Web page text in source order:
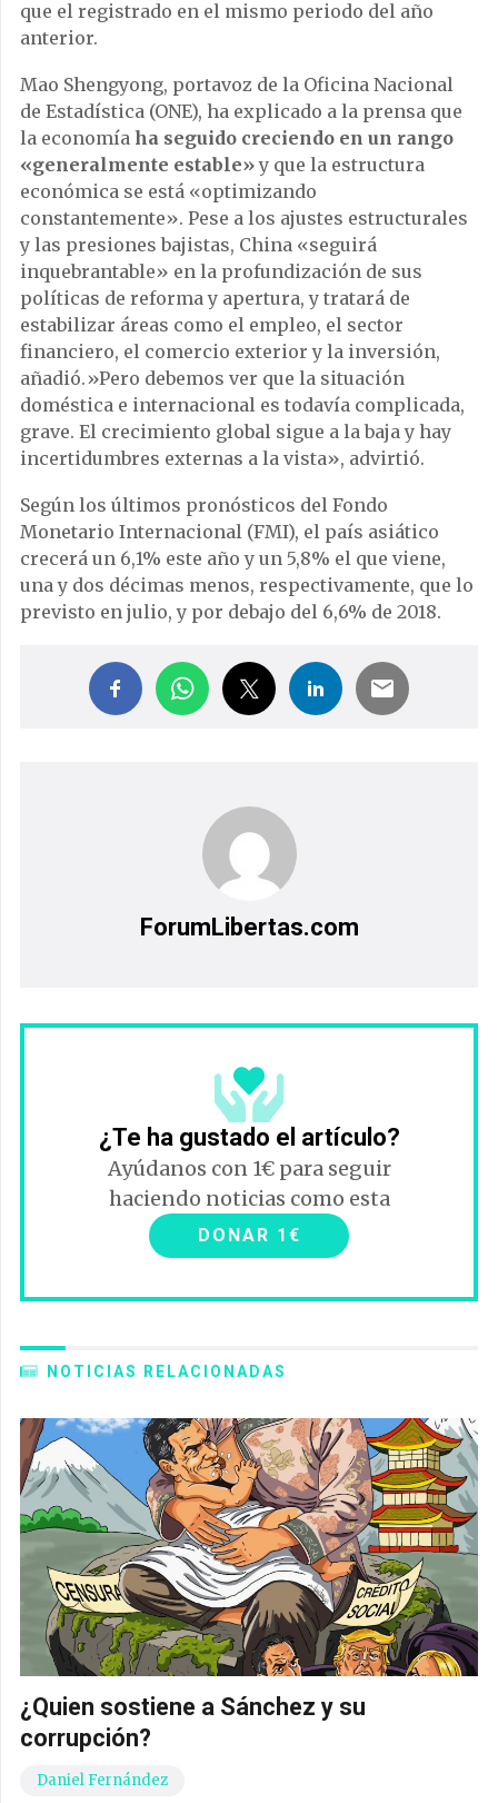
que el registrado en el mismo periodo del año
anterior.
Mao Shengyong, portavoz de la Oficina Nacional
de Estadística (ONE), ha explicado a la prensa que
la economía ha seguido creciendo en un rango
«generalmente estable»y que la estructura
económica se está «optimizando
constantemente». Pese a los ajustes estructurales
y las presiones bajistas, China «seguirá
inquebrantable» en la profundización de sus
políticas de reforma y apertura, y tratará de
estabilizar áreas como el empleo, el sector
financiero, el comercio exterior y la inversión,
añadió.»Pero debemos ver que la situación
doméstica e internacional es todavía complicada,
grave. El crecimiento global sigue a la baja y hay
incertidumbres externas a la vista», advirtió.
Según los últimos pronósticos del Fondo
Monetario Internacional (FMI), el país asiático
crecerá un 6,1% este año y un 5,8% el que viene,
una y dos décimas menos, respectivamente, que lo
previsto en julio, y por debajo del 6,6% de 2018.
ForumLibertas.com
¿Te ha gustado el artículo?
Ayúdanos con 1€ para seguir
haciendo noticias como esta
DONAR 1€
NOTICIAS RELACIONADAS
¿Quien sostiene a Sánchez y su
corrupción?
Daniel Fernández